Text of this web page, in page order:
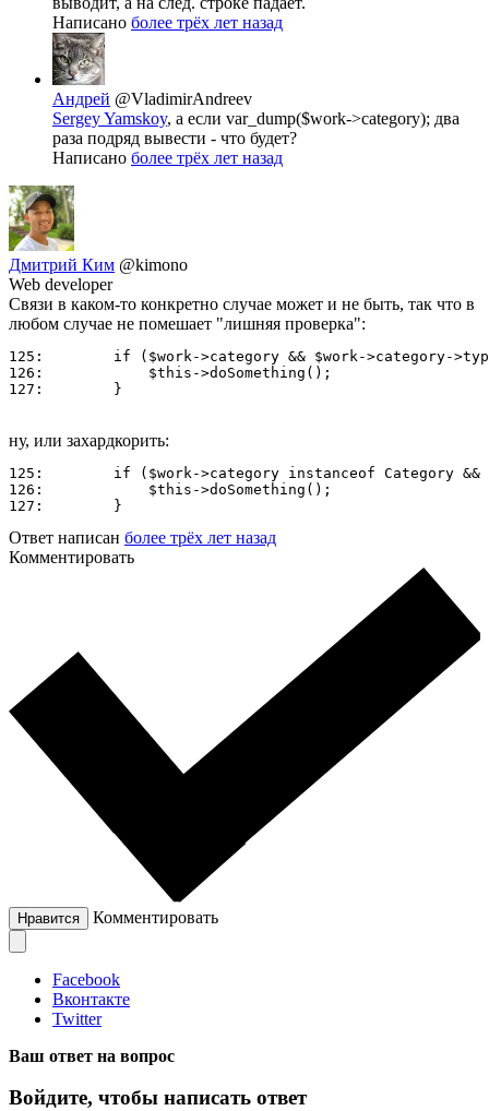
Написано более трёх лет назад
Андрей @VladimirAndreev
Sergey Yamskoy, а если var_dump($work->category); два
раза подряд вывести - что будет?
Написано более трёх лет назад
Дмитрий Ким @kimono
Web developer
Связи в каком-то конкретно случае может и не быть, так что в
любом случае не помешает "лишняя проверка":
125:        if ($work->category && $work->category->type
126:            $this->doSomething();
127:        }
ну, или захардкорить:
125:        if ($work->category instanceof Category &&
126:            $this->doSomething();
127:        }
Ответ написан более трёх лет назад
Комментировать
Нравится Комментировать
Facebook
Вконтакте
Twitter
Ваш ответ на вопрос
Войдите, чтобы написать ответ